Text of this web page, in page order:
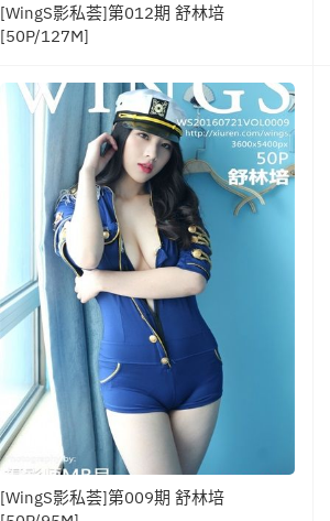
[WingS影私荟]第012期 舒林培
[50P/127M]
[WingS影私荟]第009期 舒林培